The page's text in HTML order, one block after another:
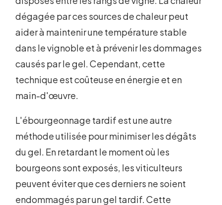
dégagée par ces sources de chaleur peut
aider à maintenir une température stable
dans le vignoble et à prévenir les dommages
causés par le gel. Cependant, cette
technique est coûteuse en énergie et en
main-d'œuvre.
L'ébourgeonnage tardif est une autre
méthode utilisée pour minimiser les dégâts
du gel. En retardant le moment où les
bourgeons sont exposés, les viticulteurs
peuvent éviter que ces derniers ne soient
endommagés par un gel tardif. Cette